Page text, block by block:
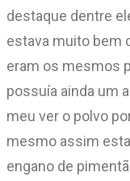
destaque dentre
estava muito bem
eram os mesmos
possuía ainda um
meu ver o polvo
mesmo assim
engano de